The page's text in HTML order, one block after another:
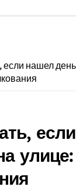
если нашел